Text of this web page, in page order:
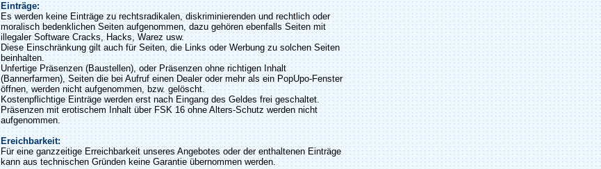
Einträge:
Es werden keine Einträge zu rechtsradikalen, diskriminierenden und rechtlich oder
moralisch bedenklichen Seiten aufgenommen, dazu gehören ebenfalls Seiten mit
illegaler Software Cracks, Hacks, Warez usw.
Diese Einschränkung gilt auch für Seiten, die Links oder Werbung zu solchen Seiten
beinhalten.
Unfertige Präsenzen (Baustellen), oder Präsenzen ohne richtigen Inhalt
(Bannerfarmen), Seiten die bei Aufruf einen Dealer oder mehr als ein PopUpo-Fenster
öffnen, werden nicht aufgenommen, bzw. gelöscht.
Kostenpflichtige Einträge werden erst nach Eingang des Geldes frei geschaltet.
Präsenzen mit erotischem Inhalt über FSK 16 ohne Alters-Schutz werden nicht
aufgenommen.
Ereichbarkeit:
Für eine ganzzeitige Erreichbarkeit unseres Angebotes oder der enthaltenen Einträge
kann aus technischen Gründen keine Garantie übernommen werden.